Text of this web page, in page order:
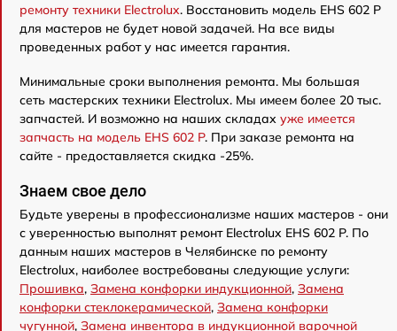
ремонту техники Electrolux. Восстановить модель EHS 602 P
для мастеров не будет новой задачей. На все виды
проведенных работ у нас имеется гарантия.
Минимальные сроки выполнения ремонта. Мы большая
сеть мастерских техники Electrolux. Мы имеем более 20 тыс.
запчастей. И возможно на наших складах уже имеется
запчасть на модель EHS 602 P. При заказе ремонта на
сайте - предоставляется скидка -25%.
Знаем свое дело
Будьте уверены в профессионализме наших мастеров - они
с уверенностью выполнят ремонт Electrolux EHS 602 P. По
данным наших мастеров в Челябинске по ремонту
Electrolux, наиболее востребованы следующие услуги:
Прошивка, Замена конфорки индукционной, Замена
конфорки стеклокерамической, Замена конфорки
чугунной, Замена инвентора в индукционной варочной